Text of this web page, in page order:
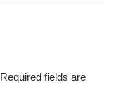
Required fields are